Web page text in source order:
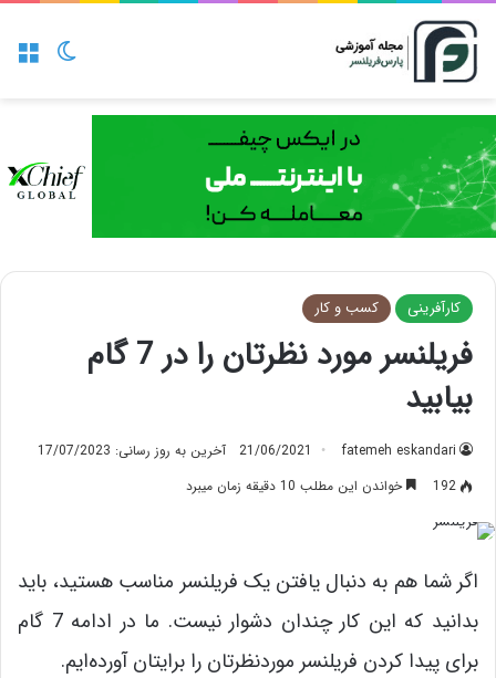
تغییر
کارآفرینی کسب و کار
فریلنسر مورد نظرتان را در 7 گام
بیابید
fatemeh eskandari
21/06/2021
آخرین به روز رسانی: 17/07/2023
192
خواندن این مطلب 10 دقیقه زمان میبرد
اگر شما هم به دنبال یافتن یک فریلنسر مناسب هستید، باید
بدانید که این کار چندان دشوار نیست. ما در ادامه 7 گام
برای پیدا کردن فریلنسر موردنظرتان را برایتان آورده‌ایم.